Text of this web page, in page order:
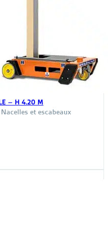
– H 4.20 M
Nacelles et escabeaux